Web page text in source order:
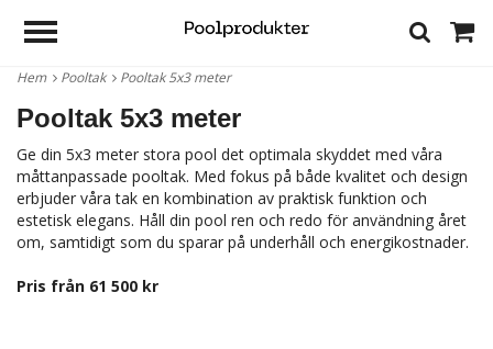
Hem Pooltak Pooltak 5x3 meter
Pooltak 5x3 meter
Ge din 5x3 meter stora pool det optimala skyddet med våra
måttanpassade pooltak. Med fokus på både kvalitet och design
erbjuder våra tak en kombination av praktisk funktion och
estetisk elegans. Håll din pool ren och redo för användning året
om, samtidigt som du sparar på underhåll och energikostnader.
Pris från 61 500 kr